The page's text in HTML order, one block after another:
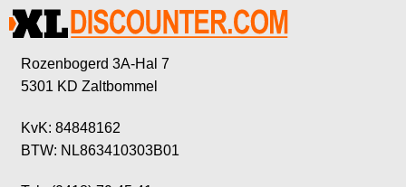
Rozenbogerd 3A-Hal 7
5301 KD Zaltbommel
KvK: 84848162
BTW: NL863410303B01